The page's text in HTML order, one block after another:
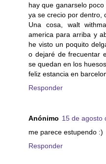
hay que ganarselo
ya se crecio por dentro,
Una cosa, walt
america para arriba y
he visto un poquito
o dejaré de frecuentar
se quedan en los
feliz estancia en
Responder
Anónimo 15 de agosto
me parece estupendo :)
Responder